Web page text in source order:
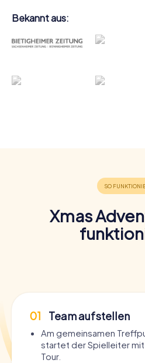
Bekannt aus:
Xmas
01 Team aufstellen
Am gemeinsamen
startet der Spielleiter
Tour.